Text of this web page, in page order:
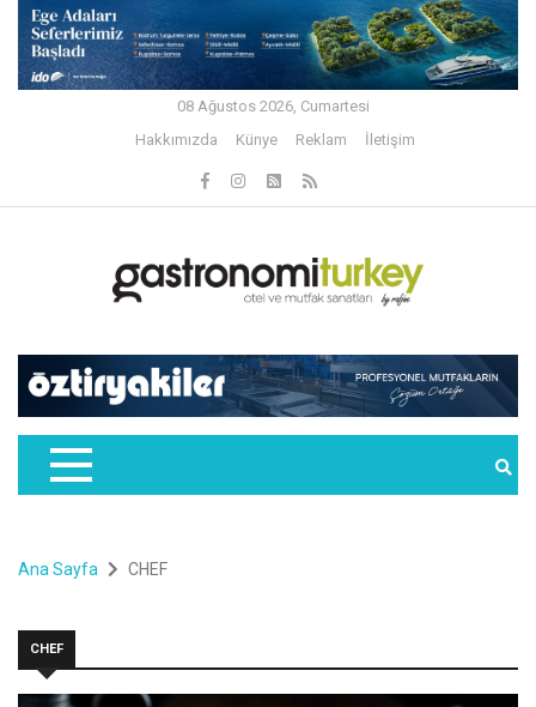
08 Ağustos 2026, Cumartesi
Hakkımızda
Künye Reklam İletişim
Ana Sayfa CHEF
CHEF